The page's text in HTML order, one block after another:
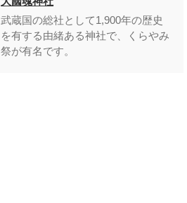
武蔵国の総社として1,900年の歴史
を有する由緒ある神社で、くらやみ
祭が有名です。